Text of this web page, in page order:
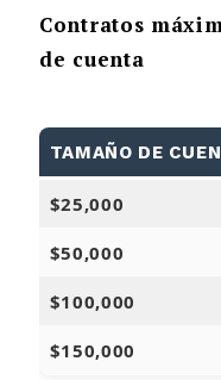
Contratos
de cuenta
TAMAÑO DE
$25,000
$50,000
$100,000
$150,000